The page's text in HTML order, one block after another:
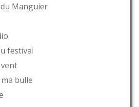
Manguier
festival
bulle